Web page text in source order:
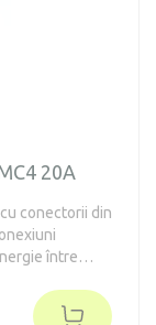
20A
conectorii din
între
și o